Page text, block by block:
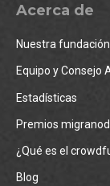
Acerca de
Nuestra fundación
Equipo y Consejo
Estadísticas
Premios
¿Qué es el
Blog